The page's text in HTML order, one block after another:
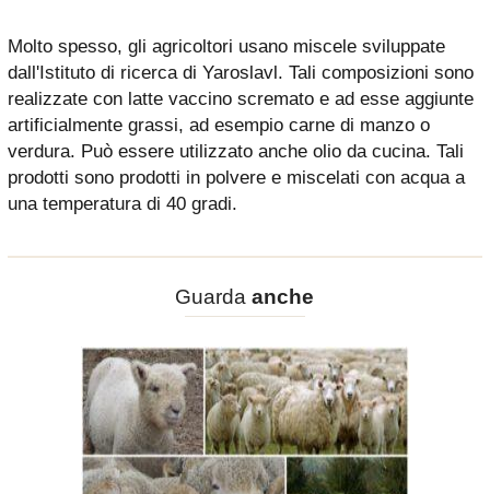
Molto spesso, gli agricoltori usano miscele sviluppate
dall'Istituto di ricerca di Yaroslavl. Tali composizioni sono
realizzate con latte vaccino scremato e ad esse aggiunte
artificialmente grassi, ad esempio carne di manzo o
verdura. Può essere utilizzato anche olio da cucina. Tali
prodotti sono prodotti in polvere e miscelati con acqua a
una temperatura di 40 gradi.
Guardaanche